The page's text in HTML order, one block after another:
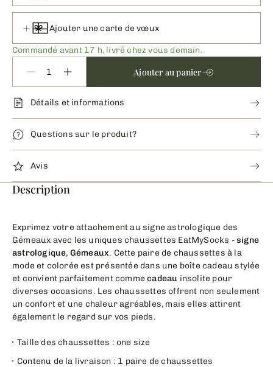
Ajouter une carte de vœux
Commandé avant 17 h, livré chez vous demain.
Ajouter au panier
Détails et informations
Questions sur le produit?
Avis
Description
Exprimez votre attachement au signe astrologique des
Gémeaux avec les uniques chaussettes EatMySocks -signe
astrologique, Gémeaux. Cette paire de chaussettes à la
mode et colorée est présentée dans une boîte cadeau stylée
et convient parfaitement commecadeau insolite pour
diverses occasions. Les chaussettes offrent non seulement
un confort et une chaleur agréables, mais elles attirent
également le regard sur vos pieds.
Taille des chaussettes : one size
Contenu de la livraison : 1 paire de chaussettes